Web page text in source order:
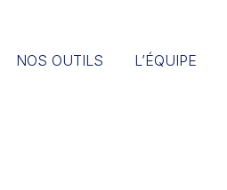
NOS OUTILS L’ÉQUIPE